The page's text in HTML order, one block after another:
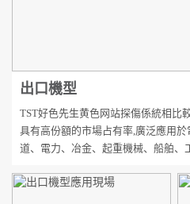
出口機型
TST好色先生黄色网站探傷係統相比
具有高份額的市場占有率,廣泛應用
道、電力、冶金、起重機械、船舶、